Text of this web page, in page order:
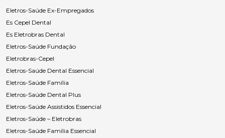
Eletros-Saúde Ex-Empregados
Es Cepel Dental
Es Eletrobras Dental
Eletros-Saúde Fundação
Eletrobras-Cepel
Eletros-Saúde Dental Essencial
Eletros-Saúde Família
Eletros-Saúde Dental Plus
Eletros-Saúde Assistidos Essencial
Eletros-Saúde – Eletrobras
Eletros-Saúde Família Essencial